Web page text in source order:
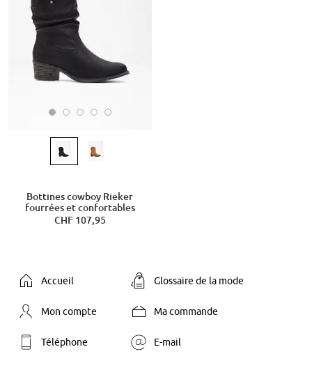
Bottines cowboy Rieker
fourrées et confortables
CHF 107,95
Accueil Glossaire de la mode
Mon compte Ma commande
Téléphone E-mail